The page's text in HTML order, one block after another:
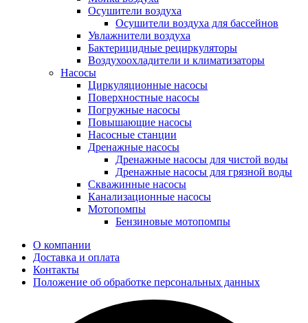
Осушители воздуха
Осушители воздуха для бассейнов
Увлажнители воздуха
Бактерицидные рециркуляторы
Воздухоохладители и климатизаторы
Насосы
Циркуляционные насосы
Поверхностные насосы
Погружные насосы
Повышающие насосы
Насосные станции
Дренажные насосы
Дренажные насосы для чистой воды
Дренажные насосы для грязной воды
Скважинные насосы
Канализационные насосы
Мотопомпы
Бензиновые мотопомпы
О компании
Доставка и оплата
Контакты
Положение об обработке персональных данных